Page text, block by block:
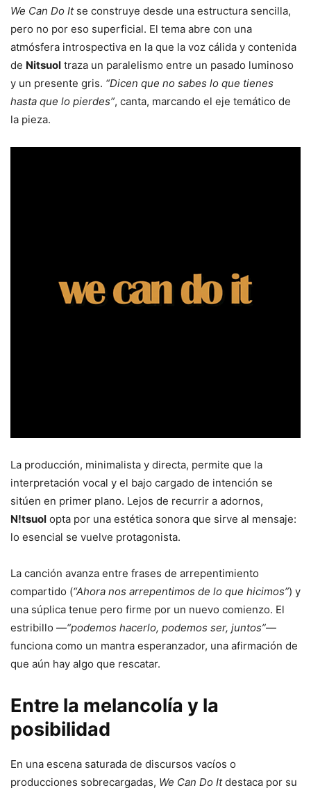
We Can Do Itse construye desde una estructura sencilla,
pero no por eso superficial. El tema abre con una
atmósfera introspectiva en la que la voz cálida y contenida
de Nitsuol traza un paralelismo entre un pasado luminoso
y un presente gris. “Dicen que no sabes lo que tienes
hasta que lo pierdes”, canta, marcando el eje temático de
la pieza.
La producción, minimalista y directa, permite que la
interpretación vocal y el bajo cargado de intención se
sitúen en primer plano. Lejos de recurrir a adornos,
N!tsuol opta por una estética sonora que sirve al mensaje:
lo esencial se vuelve protagonista.
La canción avanza entre frases de arrepentimiento
compartido (“Ahora nos arrepentimos de lo que hicimos”) y
una súplica tenue pero firme por un nuevo comienzo. El
estribillo —“podemos hacerlo, podemos ser, juntos”—
funciona como un mantra esperanzador, una afirmación de
que aún hay algo que rescatar.
Entre la melancolía y la
posibilidad
En una escena saturada de discursos vacíos o
producciones sobrecargadas, We Can Do Itdestaca por su